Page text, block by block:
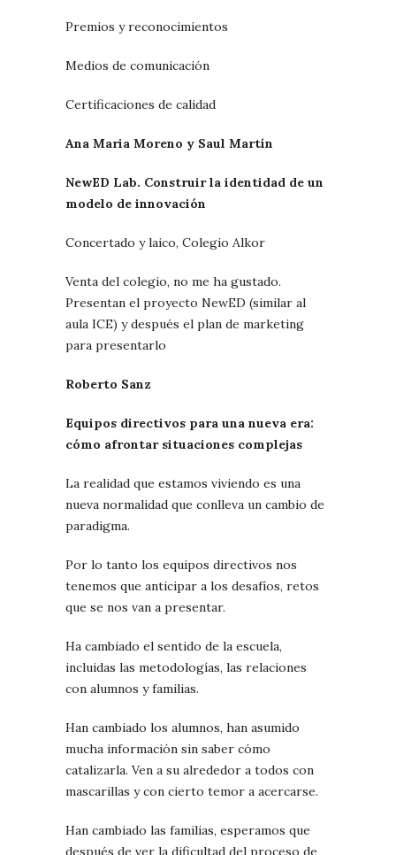
Premios y reconocimientos
Medios de comunicación
Certificaciones de calidad
Ana Maria Moreno y Saul Martín
NewED Lab. Construir la identidad de un
modelo de innovación
Concertado y laico, Colegio Alkor
Venta del colegio, no me ha gustado.
Presentan el proyecto NewED (similar al
aula ICE) y después el plan de marketing
para presentarlo
Roberto Sanz
Equipos directivos para una nueva era:
cómo afrontar situaciones complejas
La realidad que estamos viviendo es una
nueva normalidad que conlleva un cambio de
paradigma.
Por lo tanto los equipos directivos nos
tenemos que anticipar a los desafíos, retos
que se nos van a presentar.
Ha cambiado el sentido de la escuela,
incluidas las metodologías, las relaciones
con alumnos y familias.
Han cambiado los alumnos, han asumido
mucha información sin saber cómo
catalizarla. Ven a su alrededor a todos con
mascarillas y con cierto temor a acercarse.
Han cambiado las familias, esperamos que
después de ver la dificultad del proceso de